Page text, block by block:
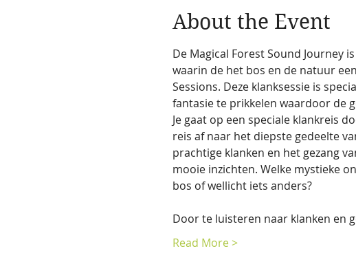
About the Event
De Magical Forest Sound Journey
waarin de het bos en de natuur
Sessions. Deze klanksessie is
fantasie te prikkelen waardoor de
Je gaat op een speciale klankreis
reis af naar het diepste gedeelte
prachtige klanken en het gezang
mooie inzichten. Welke mystieke
bos of wellicht iets anders?
Door te luisteren naar klanken en
Read More >